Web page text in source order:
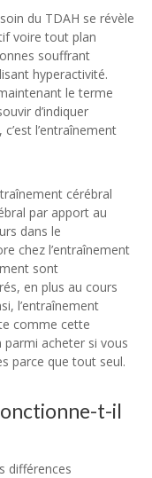
du TDAH se révèle
voire tout plan
souffrant
hyperactivité.
le terme
d’indiquer
l’entraînement
cérébral
par apport au
dans le
chez l’entraînement
sont
en plus au cours
l’entraînement
comme cette
acheter si vous
parce que tout seul.
t-il
différences